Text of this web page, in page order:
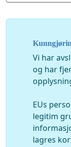
planlegging av
informasjon på
Oppropet er
Natur- og
Fossum
Vi har
og har
EUs
legitim
lagres